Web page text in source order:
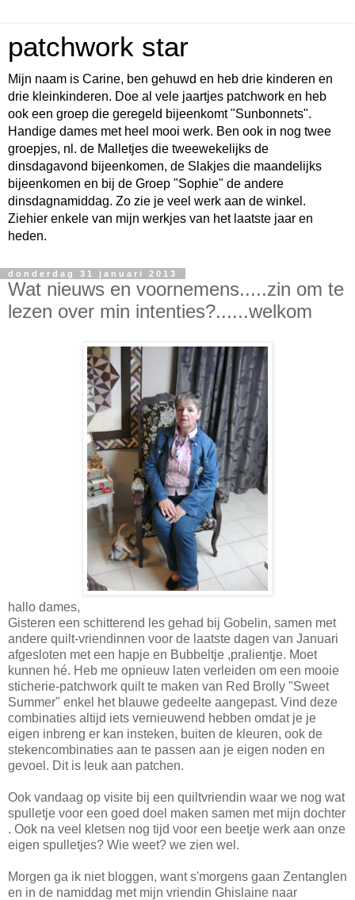
patchwork star
Mijn naam is Carine, ben gehuwd en heb drie kinderen en
drie kleinkinderen. Doe al vele jaartjes patchwork en heb
ook een groep die geregeld bijeenkomt "Sunbonnets".
Handige dames met heel mooi werk. Ben ook in nog twee
groepjes, nl. de Malletjes die tweewekelijks de
dinsdagavond bijeenkomen, de Slakjes die maandelijks
bijeenkomen en bij de Groep "Sophie" de andere
dinsdagnamiddag. Zo zie je veel werk aan de winkel.
Ziehier enkele van mijn werkjes van het laatste jaar en
heden.
donderdag 31 januari 2013
Wat nieuws en voornemens.....zin om te
lezen over min intenties?......welkom
hallo dames,
Gisteren een schitterend les gehad bij Gobelin, samen met
andere quilt-vriendinnen voor de laatste dagen van Januari
afgesloten met een hapje en Bubbeltje ,pralientje. Moet
kunnen hé. Heb me opnieuw laten verleiden om een mooie
sticherie-patchwork quilt te maken van Red Brolly "Sweet
Summer" enkel het blauwe gedeelte aangepast. Vind deze
combinaties altijd iets vernieuwend hebben omdat je je
eigen inbreng er kan insteken, buiten de kleuren, ook de
stekencombinaties aan te passen aan je eigen noden en
gevoel. Dit is leuk aan patchen.
Ook vandaag op visite bij een quiltvriendin waar we nog wat
spulletje voor een goed doel maken samen met mijn dochter
. Ook na veel kletsen nog tijd voor een beetje werk aan onze
eigen spulletjes? Wie weet? we zien wel.
Morgen ga ik niet bloggen, want s'morgens gaan Zentanglen
en in de namiddag met mijn vriendin Ghislaine naar